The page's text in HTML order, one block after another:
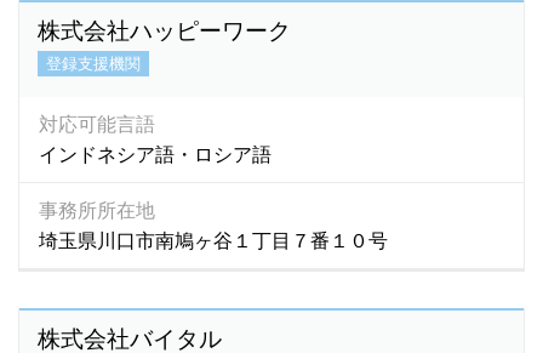
株式会社ハッピーワーク
登録支援機関
対応可能言語
インドネシア語・ロシア語
事務所所在地
埼玉県川口市南鳩ヶ谷１丁目７番１０号
株式会社バイタル